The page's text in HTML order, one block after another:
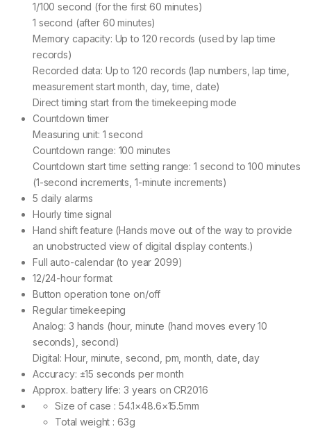
1/100 second (for the first 60 minutes)
1 second (after 60 minutes)
Memory capacity: Up to 120 records (used by lap time
records)
Recorded data: Up to 120 records (lap numbers, lap time,
measurement start month, day, time, date)
Direct timing start from the timekeeping mode
Countdown timer
Measuring unit: 1 second
Countdown range: 100 minutes
Countdown start time setting range: 1 second to 100 minutes
(1-second increments, 1-minute increments)
5 daily alarms
Hourly time signal
Hand shift feature (Hands move out of the way to provide
an unobstructed view of digital display contents.)
Full auto-calendar (to year 2099)
12/24-hour format
Button operation tone on/off
Regular timekeeping
Analog: 3 hands (hour, minute (hand moves every 10
seconds), second)
Digital: Hour, minute, second, pm, month, date, day
Accuracy: ±15 seconds per month
Approx. battery life: 3 years on CR2016
Size of case : 54.1×48.6×15.5mm
Total weight : 63g